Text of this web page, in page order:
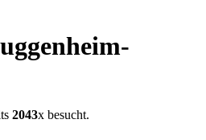
2043x besucht.